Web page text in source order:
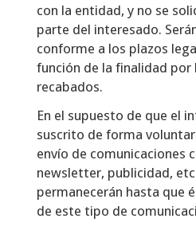
con la entidad, y no se
parte del interesado.
conforme a los plazos
función de la finalidad por
recabados.
En el supuesto de que el
suscrito de forma
envío de comunicaciones
newsletter, publicidad,
permanecerán hasta que
de este tipo de